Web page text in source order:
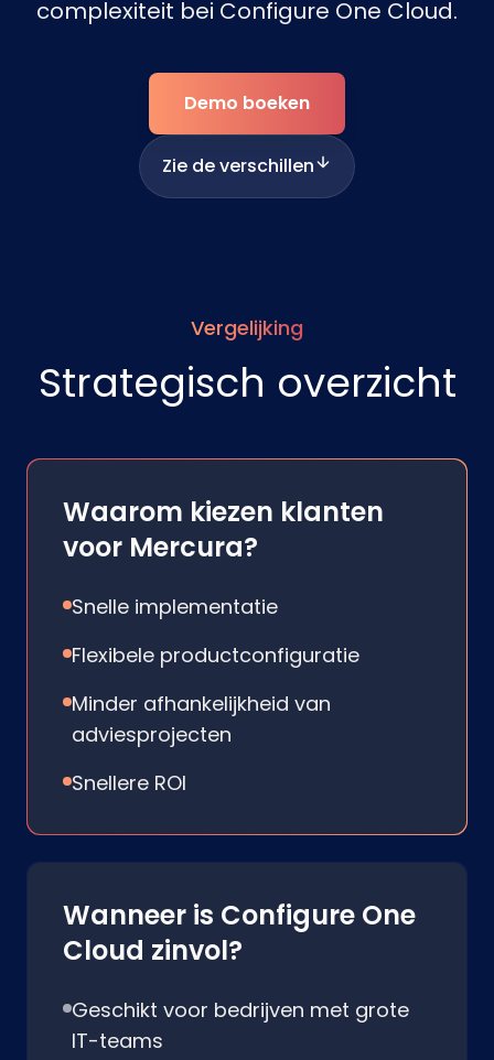
complexiteit bei Configure One Cloud.
Demo boeken
Zie de verschillen
Vergelijking
Strategisch overzicht
Waarom kiezen klanten
voor Mercura?
Snelle implementatie
Flexibele productconfiguratie
Minder afhankelijkheid van
adviesprojecten
Snellere ROI
Wanneer is Configure One
Cloud zinvol?
Geschikt voor bedrijven met grote
IT-teams